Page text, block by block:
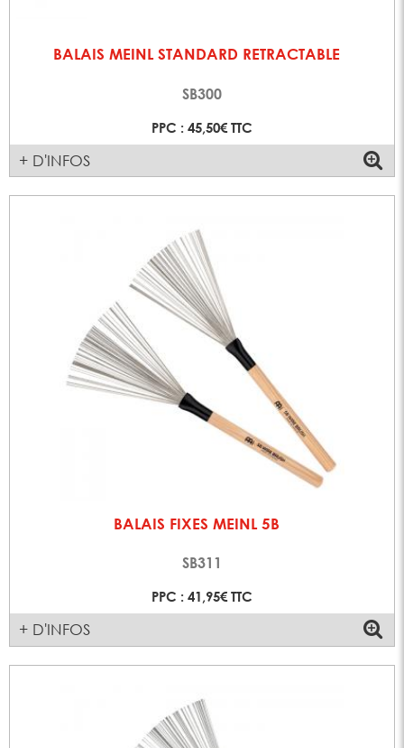
BALAIS MEINL STANDARD RETRACTABLE
SB300
PPC : 45,50€ TTC
+ D'INFOS
BALAIS FIXES MEINL 5B
SB311
PPC : 41,95€ TTC
+ D'INFOS